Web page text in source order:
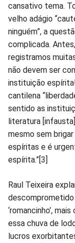
cansativo tema.
velho adágio
ninguém”, a
complicada.
registramos
não devem ser
instituição
cantilena
sentido as
literatura
mesmo sem
espíritas e é
espírita.”[3]
Raul Teixeira
descomprometido
‘romancinho’,
essa chuva de
lucros